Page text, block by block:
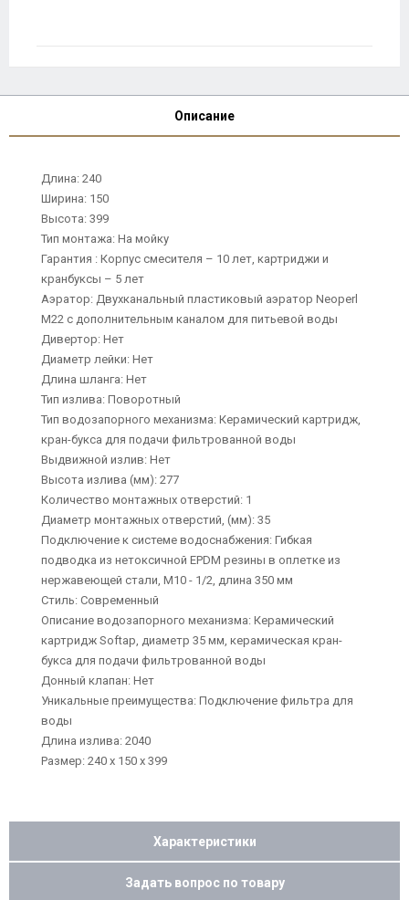
Описание
Длина: 240
Ширина: 150
Высота: 399
Тип монтажа: На мойку
Гарантия : Корпус смесителя – 10 лет, картриджи и
кранбуксы – 5 лет
Аэратор: Двухканальный пластиковый аэратор Neoperl
М22 с дополнительным каналом для питьевой воды
Дивертор: Нет
Диаметр лейки: Нет
Длина шланга: Нет
Тип излива: Поворотный
Тип водозапорного механизма: Керамический картридж,
кран-букса для подачи фильтрованной воды
Выдвижной излив: Нет
Высота излива (мм): 277
Количество монтажных отверстий: 1
Диаметр монтажных отверстий, (мм): 35
Подключение к системе водоснабжения: Гибкая
подводка из нетоксичной EPDM резины в оплетке из
нержавеющей стали, М10 - 1/2, длина 350 мм
Стиль: Современный
Описание водозапорного механизма: Керамический
картридж Softap, диаметр 35 мм, керамическая кран-
букса для подачи фильтрованной воды
Донный клапан: Нет
Уникальные преимущества: Подключение фильтра для
воды
Длина излива: 2040
Размер: 240 х 150 х 399
Характеристики
Задать вопрос по товару